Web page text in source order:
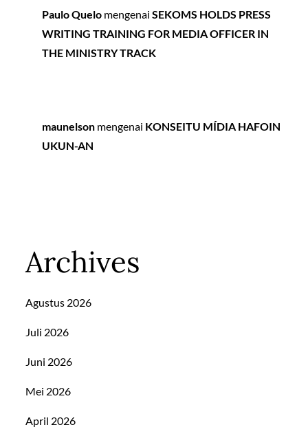
Paulo Quelo mengenaiSEKOMS HOLDS PRESS
WRITING TRAINING FOR MEDIA OFFICER IN
THE MINISTRY TRACK
maunelson mengenai KONSEITU MÍDIA HAFOIN
UKUN-AN
Archives
Agustus 2026
Juli 2026
Juni 2026
Mei 2026
April 2026